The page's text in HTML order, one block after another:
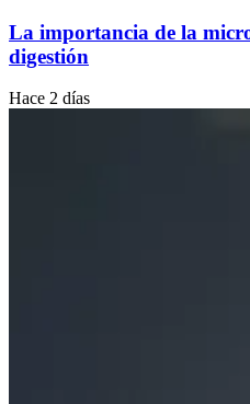
La importancia de la
digestión
Hace 2 días